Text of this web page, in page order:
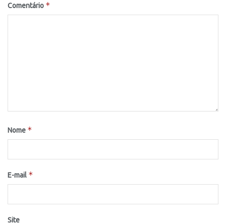
Comentário *
Nome *
E-mail *
Site